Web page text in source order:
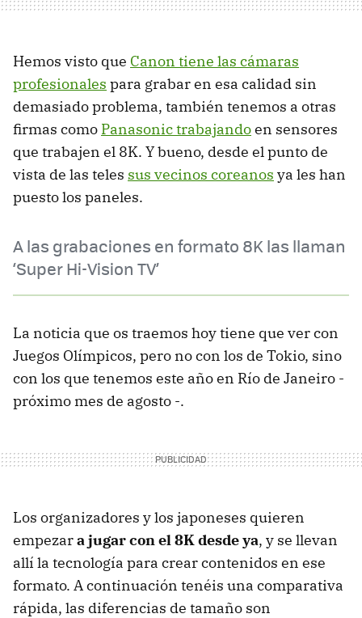
Hemos visto que Canon tiene las cámaras
profesionales para grabar en esa calidad sin
demasiado problema, también tenemos a otras
firmas como Panasonic trabajandoen sensores
que trabajen el 8K. Y bueno, desde el punto de
vista de las teles sus vecinos coreanos ya les han
puesto los paneles.
A las grabaciones en formato 8K las llaman
‘Super Hi-Vision TV’
La noticia que os traemos hoy tiene que ver con
Juegos Olímpicos, pero no con los de Tokio, sino
con los que tenemos este año en Río de Janeiro -
próximo mes de agosto -.
Los organizadores y los japoneses quieren
empezara jugar con el 8K desde ya, y se llevan
allí la tecnología para crear contenidos en ese
formato. A continuación tenéis una comparativa
rápida, las diferencias de tamaño son